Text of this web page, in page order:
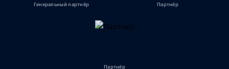
Генеральный партнёр Партнёр
Партнёр